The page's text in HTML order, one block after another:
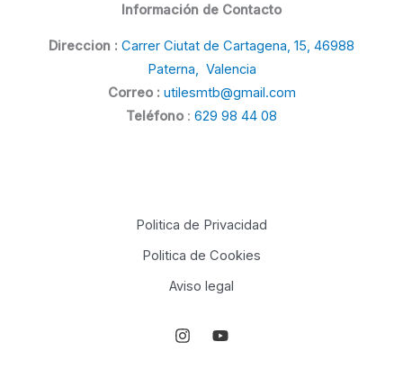
Información de Contacto
Direccion : Carrer Ciutat de Cartagena, 15, 46988
Paterna, Valencia
Correo : utilesmtb@gmail.com
Teléfono : 629 98 44 08
Politica de Privacidad
Politica de Cookies
Aviso legal